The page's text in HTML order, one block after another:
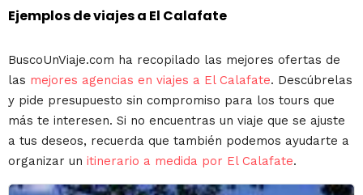
Ejemplos de viajes a El Calafate
BuscoUnViaje.com ha recopilado las mejores ofertas de
las mejores agencias en viajes a El Calafate. Descúbrelas
y pide presupuesto sin compromiso para los tours que
más te interesen. Si no encuentras un viaje que se ajuste
a tus deseos, recuerda que también podemos ayudarte a
organizar un itinerario a medida por El Calafate.